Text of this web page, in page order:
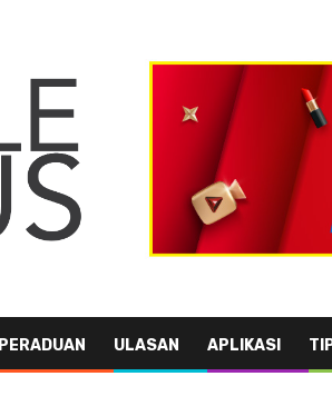
PERADUAN ULASAN APLIKASI